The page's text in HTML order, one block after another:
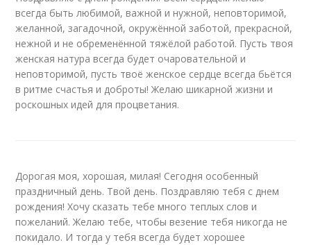
всегда быть любимой, важной и нужной, неповторимой,
желанной, загадочной, окружённой заботой, прекрасной,
нежной и не обременённой тяжёлой работой. Пусть твоя
женская натура всегда будет очаровательной и
неповторимой, пусть твоё женское сердце всегда бьётся
в ритме счастья и доброты! Желаю шикарной жизни и
роскошных идей для процветания.
Дорогая моя, хорошая, милая! Сегодня особенный
праздничный день. Твой день. Поздравляю тебя с днем
рождения! Хочу сказать тебе много теплых слов и
пожеланий. Желаю тебе, чтобы везение тебя никогда не
покидало. И тогда у тебя всегда будет хорошее